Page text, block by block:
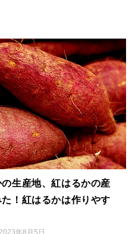
生産地、紅はるかの産
！紅はるかは作りやす
年8月5日